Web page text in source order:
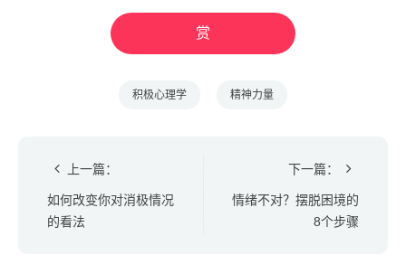
赏
积极心理学 精神力量
上一篇：
如何改变你对消极情况
的看法
下一篇：
情绪不对？摆脱困境的
8个步骤